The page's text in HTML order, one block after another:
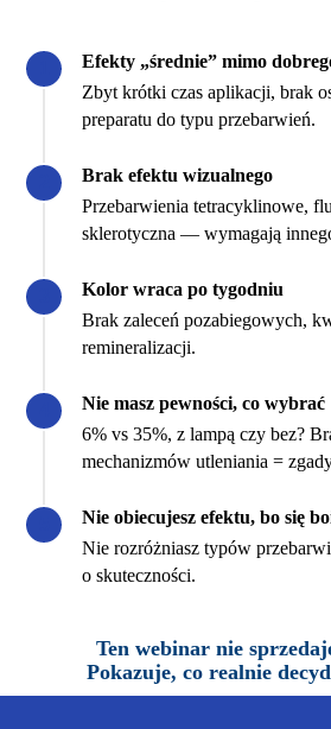
Efekty „średnie” mimo
Zbyt krótki czas aplikacji, brak
preparatu do typu przebarwień.
Brak efektu wizualnego
Przebarwienia tetracyklinowe,
sklerotyczna — wymagają
Kolor wraca po tygodniu
Brak zaleceń pozabiegowych,
remineralizacji.
Nie masz pewności, co wybrać
6% vs 35%, z lampą czy bez?
mechanizmów utleniania =
Nie obiecujesz efektu, bo się
Nie rozróżniasz typów
o skuteczności.
Ten webinar nie
Pokazuje, co realnie